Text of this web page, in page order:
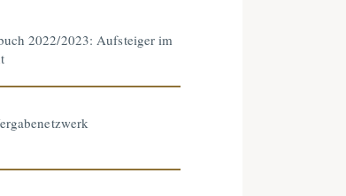
2022/2023: Aufsteiger im